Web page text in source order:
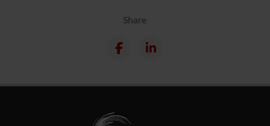
Share